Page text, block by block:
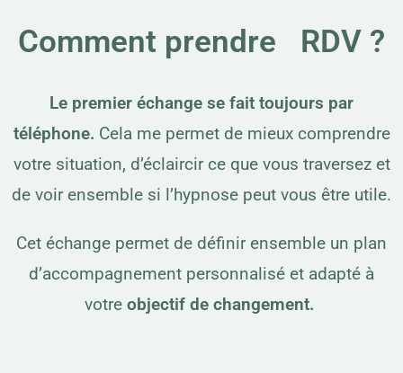
Comment prendre RDV ?
Le premier échange se fait toujours par
téléphone. Cela me permet de mieux comprendre
votre situation, d’éclaircir ce que vous traversez et
de voir ensemble si l’hypnose peut vous être utile.
Cet échange permet de définir ensemble un plan
d’accompagnement personnalisé et adapté à
votre objectif de changement.